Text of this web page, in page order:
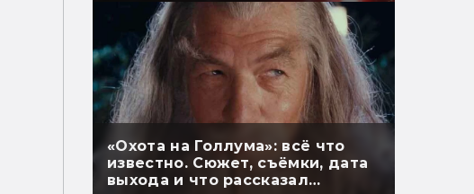
«Охота на Голлума»: всё что
известно. Сюжет, съёмки, дата
выхода и что рассказал